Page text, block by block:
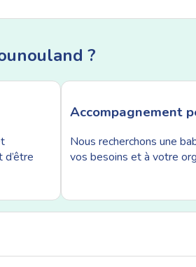
?
Accompagnement
Nous recherchons une
vos besoins et à votre